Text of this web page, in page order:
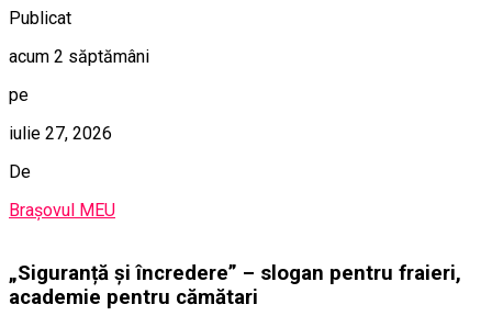
Publicat
acum 2 săptămâni
pe
iulie 27, 2026
De
Brașovul MEU
„Siguranță și încredere” – slogan pentru fraieri,
academie pentru cămătari